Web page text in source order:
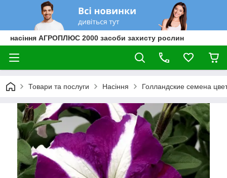
насіння АГРОПЛЮС 2000 засоби захисту рослин
Товари та послуги Насіння Голландские семена